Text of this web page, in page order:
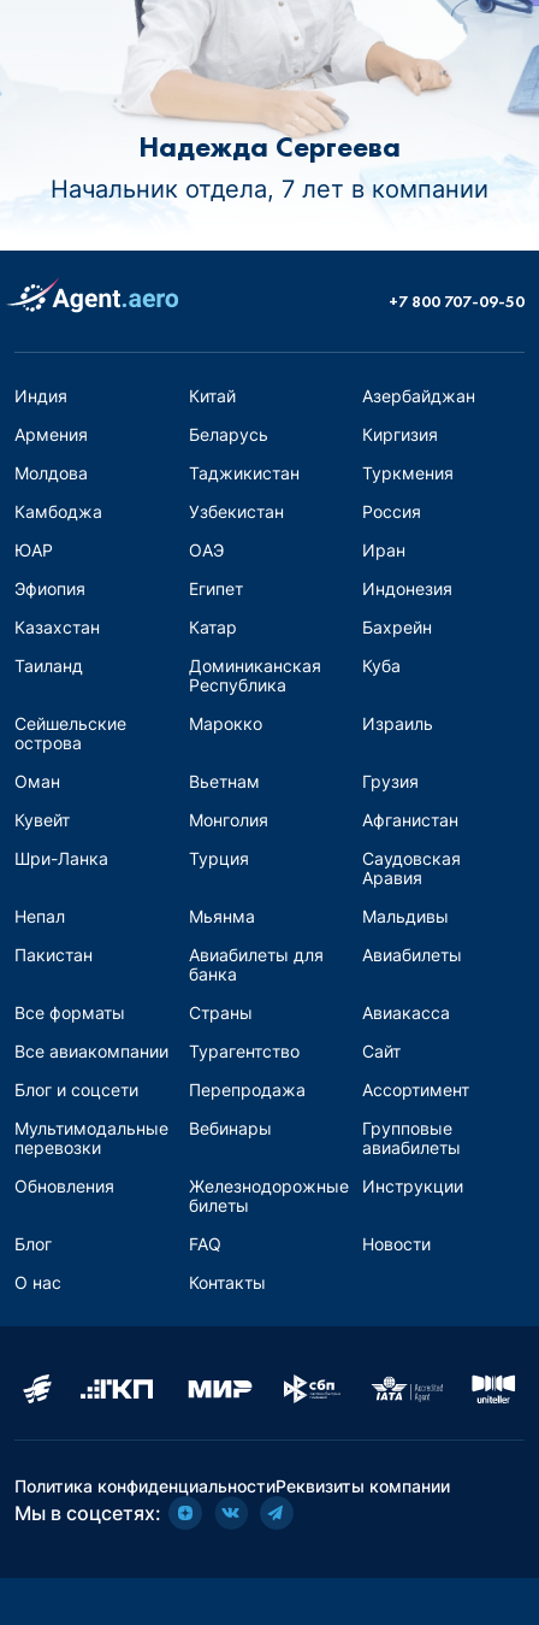
Надежда Сергеева
Начальник отдела, 7 лет в компании
+7 800 707-09-50
Индия Китай
Азербайджан
Армения
Беларусь
Киргизия
Молдова
Таджикистан
Туркмения
Камбоджа
Узбекистан
Россия
ЮАР
ОАЭ
Иран
Эфиопия
Египет
Индонезия
Казахстан
Катар
Бахрейн
Таиланд
Доминиканская
Республика
Куба
Сейшельские
острова
Марокко Израиль
Оман Вьетнам
Грузия
Кувейт
Монголия
Афганистан
Шри-Ланка
Турция
Саудовская
Аравия
Непал
Мьянма
Мальдивы
Пакистан
Авиабилеты для
банка
Авиабилеты
Все форматы Страны
Авиакасса
Все авиакомпании
Турагентство
Сайт
Блог и соцсети
Перепродажа
Ассортимент
Мультимодальные
перевозки
Вебинары
Групповые
авиабилеты
Обновления
Железнодорожные
билеты
Инструкции
Блог FAQ
Новости
О нас
Контакты
Политика конфиденциальностиРеквизиты компании
Мы в соцсетях: